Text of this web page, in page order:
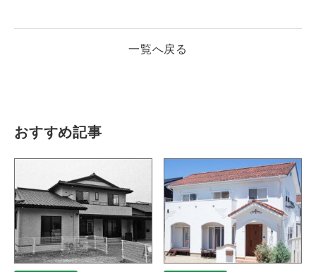
採用情報
先輩社員の声
お問い合わせ プライバシーポリシー サイトマップ
一覧へ戻る
おすすめ記事